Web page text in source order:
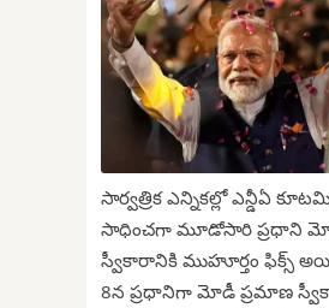
సార్వత్రిక ఎన్నికల్లో ఎన్డీఏ
సాధించగా మూడోసారి ప్రధాని
స్వీకారానికి ముహూర్తం ఫిక్స్
8న ప్రధానిగా మోడీ ప్రమాణ